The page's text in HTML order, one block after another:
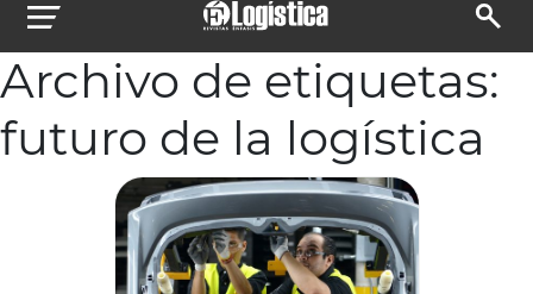
Archivo de etiquetas:
futuro de la logística